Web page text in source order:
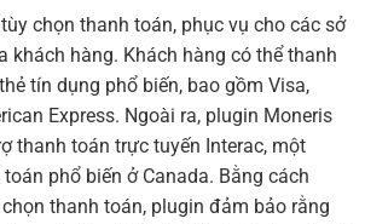
chọn thanh toán, phục vụ cho các sở
khách hàng. Khách hàng có thể thanh
tín dụng phổ biến, bao gồm Visa,
Express. Ngoài ra, plugin Moneris
thanh toán trực tuyến Interac, một
phổ biến ở Canada. Bằng cách
thanh toán, plugin đảm bảo rằng